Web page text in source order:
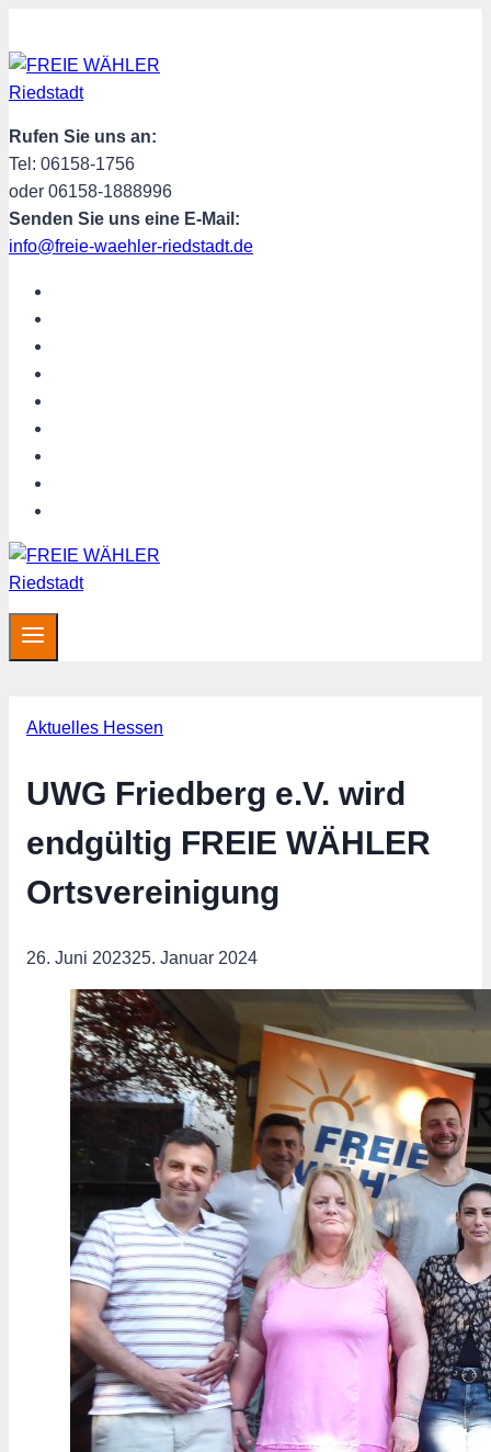
Inhalt
springen
Rufen Sie uns an:
Tel: 06158-1756
oder 06158-1888996
Senden Sie uns eine E-Mail:
info@freie-waehler-riedstadt.de
Aktuelles Hessen
UWG Friedberg e.V. wird
endgültig FREIE WÄHLER
Ortsvereinigung
26. Juni 202325. Januar 2024